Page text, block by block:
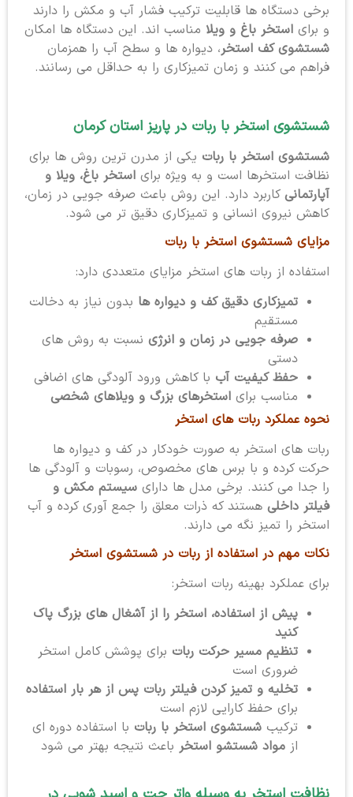
برخی دستگاه ها قابلیت ترکیب فشار آب و مکش را دارند
و برای استخر باغ و ویلامناسب اند. این دستگاه ها امکان
شستشوی کف استخر، دیواره ها و سطح آب را همزمان
فراهم می کنند و زمان تمیزکاری را به حداقل می رسانند.
شستشوی استخر با ربات در پاریز استان کرمان
شستشوی استخر با رباتیکی از مدرن ترین روش ها برای
نظافت استخرها است و به ویژه برای استخر باغ، ویلا و
آپارتمانیکاربرد دارد. این روش باعث صرفه جویی در زمان،
کاهش نیروی انسانی و تمیزکاری دقیق تر می شود.
مزایای شستشوی استخر با ربات
استفاده از ربات های استخر مزایای متعددی دارد:
تمیزکاری دقیق کف و دیواره هابدون نیاز به دخالت
مستقیم
صرفه جویی در زمان و انرژینسبت به روش های
دستی
حفظ کیفیت آببا کاهش ورود آلودگی های اضافی
مناسب برای استخرهای بزرگ و ویلاهای شخصی
نحوه عملکرد ربات های استخر
ربات های استخر به صورت خودکار در کف و دیواره ها
حرکت کرده و با برس های مخصوص، رسوبات و آلودگی ها
را جدا می کنند. برخی مدل ها دارای سیستم مکش و
فیلتر داخلیهستند که ذرات معلق را جمع آوری کرده و آب
استخر را تمیز نگه می دارند.
نکات مهم در استفاده از ربات در شستشوی استخر
برای عملکرد بهینه ربات استخر:
پیش از استفاده، استخر را از آشغال های بزرگ پاک
کنید
تنظیم مسیر حرکت رباتبرای پوشش کامل استخر
ضروری است
تخلیه و تمیز کردن فیلتر ربات پس از هر بار استفاده
برای حفظ کارایی لازم است
ترکیب شستشوی استخر با رباتبا استفاده دوره ای
از مواد شستشو استخرباعث نتیجه بهتر می شود